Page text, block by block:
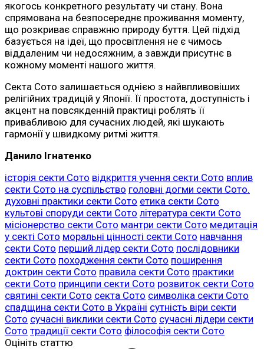
якогось конкретного результату чи стану. Вона
спрямована на безпосереднє проживання моменту,
що розкриває справжню природу буття. Цей підхід
базується на ідеї, що просвітлення не є чимось
віддаленим чи недосяжним, а завжди присутнє в
кожному моменті нашого життя.
Секта Сото залишається однією з найвпливовіших
релігійних традицій у Японії. Її простота, доступність і
акцент на повсякденній практиці роблять її
привабливою для сучасних людей, які шукають
гармонії у швидкому ритмі життя.
Данило Ігнатенко
історія секти Сото відкриття учення секти Сото вплив
секти Сото на суспільство головні догми секти Сото.
духовні практики секти Сото етика секти Сото
культові споруди секти Сото література секти Сото
місіонерство секти Сото мантри секти Сото медитація
у секті Сото моральні цінності секти Сото навчання
секти Сото перший лідер секти Сото послідовники
секти Сото походження секти Сото поширення
доктрин секти Сото правила секти Сото практики
секти Сото принципи секти Сото розвиток секти Сото
святині секти Сото секта Сото символіка секти Сото
спадщина секти Сото в Україні сутність віри секти
Сото сучасні виклики секти Сото сучасні лідери секти
Сото традиції секти Сото філософія секти Сото
Оцініть статтю